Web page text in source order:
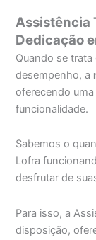
Assistência
Dedicação
Quando se
desempenho, a
oferecendo
funcionalidade.
Sabemos o
Lofra
desfrutar de
Para isso, a
disposição,